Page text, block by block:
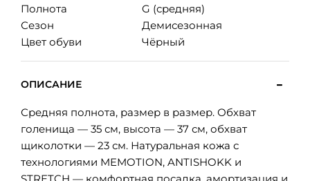
Полнота
G (средняя)
Сезон
Демисезонная
Цвет обуви
Чёрный
ОПИСАНИЕ
Средняя полнота, размер в размер. Обхват
голенища — 35 см, высота — 37 см, обхват
щиколотки — 23 см. Натуральная кожа с
технологиями MEMOTION, ANTISHOKK и